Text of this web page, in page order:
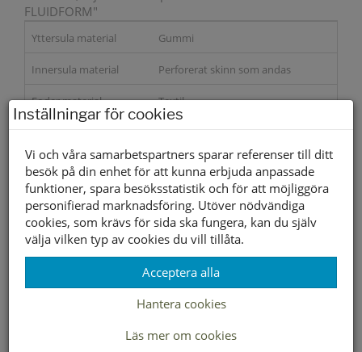
FLUIDFORM"
Yttersula material Gummi
Innersula material Perforerat skinn som andas
Foder material Textil
Övrigt Uttagbara innersulor.
1395 kr
Storleksguide
Välj storlek först
Lagerstatus per butik
Inställningar för cookies
Vi och våra samarbetspartners sparar referenser till ditt
besök på din enhet för att kunna erbjuda anpassade
funktioner, spara besöksstatistik och för att möjliggöra
personifierad marknadsföring. Utöver nödvändiga
cookies, som krävs för sida ska fungera, kan du själv
välja vilken typ av cookies du vill tillåta.
Acceptera alla
Hantera cookies
Läs mer om cookies